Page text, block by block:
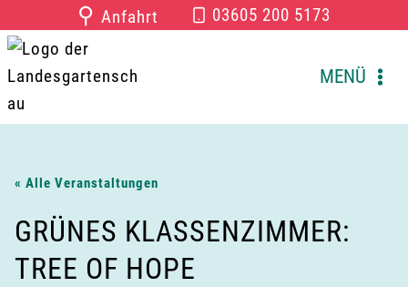
Inhalt
springen
⚲ Anfahrt 03605 200 5173
MENÜ
« Alle Veranstaltungen
GRÜNES KLASSENZIMMER:
TREE OF HOPE